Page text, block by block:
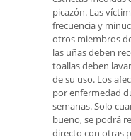
picazón. Las
frecuencia y
otros miembros
las uñas deben
toallas deben
de su uso. Los
por enfermedad
semanas. Solo
bueno, se podrá
directo con otras